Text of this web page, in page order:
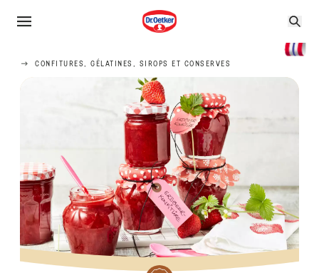
CONFITURES, GÉLATINES, SIROPS ET CONSERVES